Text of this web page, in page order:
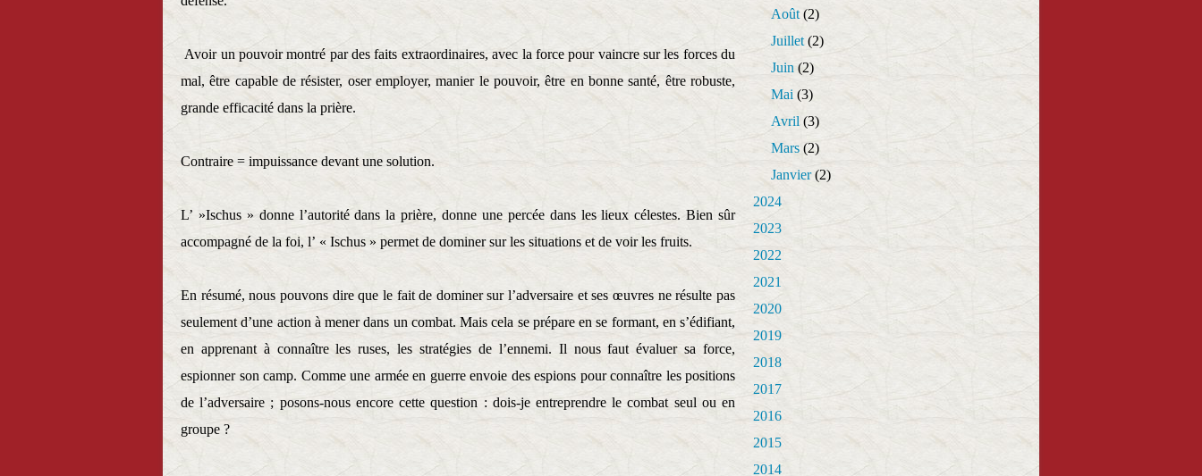
Avoir un pouvoir montré par des faits extraordinaires, avec la force pour vaincre sur les forces du
mal, être capable de résister, oser employer, manier le pouvoir, être en bonne santé, être robuste,
grande efficacité dans la prière.
Contraire = impuissance devant une solution.
L’ »Ischus » donne l’autorité dans la prière, donne une percée dans les lieux célestes. Bien sûr
accompagné de la foi, l’ « Ischus » permet de dominer sur les situations et de voir les fruits.
En résumé, nous pouvons dire que le fait de dominer sur l’adversaire et ses œuvres ne résulte pas
seulement d’une action à mener dans un combat. Mais cela se prépare en se formant, en s’édifiant,
en apprenant à connaître les ruses, les stratégies de l’ennemi. Il nous faut évaluer sa force,
espionner son camp. Comme une armée en guerre envoie des espions pour connaître les positions
de l’adversaire ; posons-nous encore cette question : dois-je entreprendre le combat seul ou en
groupe ?
Août (2)
Juillet (2)
Juin (2)
Mai (3)
Avril (3)
Mars (2)
Janvier(2)
2024
2023
2022
2021
2020
2019
2018
2017
2016
2015
2014